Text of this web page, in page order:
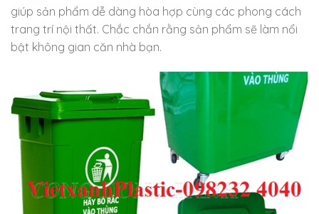
giúp sản phẩm dễ dàng hòa hợp cùng các phong cách
trang trí nội thất. Chắc chắn rằng sản phẩm sẽ làm nổi
bật không gian căn nhà bạn.